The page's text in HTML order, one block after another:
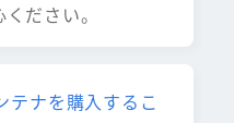
ださい。
テナを購入するこ